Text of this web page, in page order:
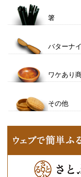
箸
バターナ
ワケあり
その他